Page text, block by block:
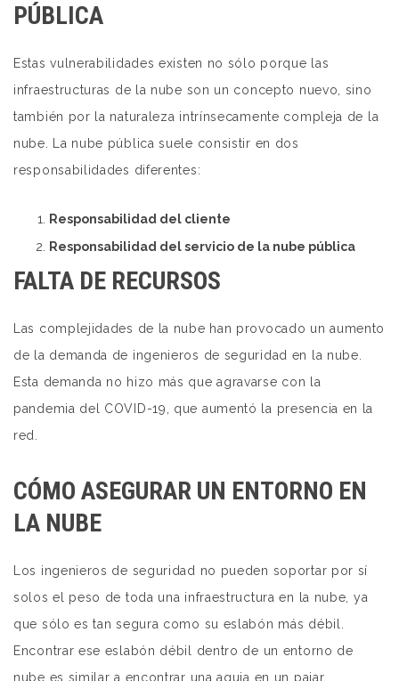
PÚBLICA
Estas vulnerabilidades existen no sólo porque las
infraestructuras de la nube son un concepto nuevo, sino
también por la naturaleza intrínsecamente compleja de la
nube. La nube pública suele consistir en dos
responsabilidades diferentes:
Responsabilidad del cliente
Responsabilidad del servicio de la nube pública
FALTA DE RECURSOS
Las complejidades de la nube han provocado un aumento
de la demanda de ingenieros de seguridad en la nube.
Esta demanda no hizo más que agravarse con la
pandemia del COVID-19, que aumentó la presencia en la
red.
CÓMO ASEGURAR UN ENTORNO EN
LA NUBE
Los ingenieros de seguridad no pueden soportar por sí
solos el peso de toda una infraestructura en la nube, ya
que sólo es tan segura como su eslabón más débil.
Encontrar ese eslabón débil dentro de un entorno de
nube es similar a encontrar una aguja en un pajar.